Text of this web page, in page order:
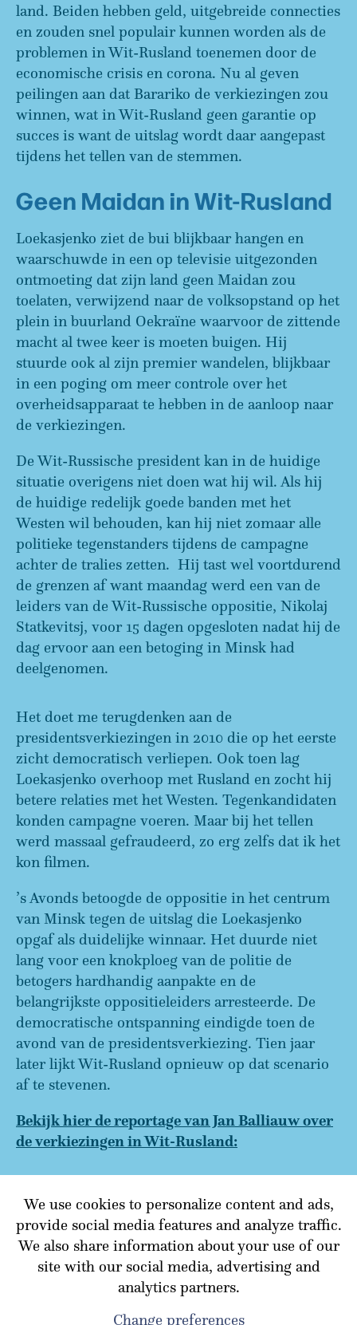
land. Beiden hebben geld, uitgebreide connecties
en zouden snel populair kunnen worden als de
problemen in Wit-Rusland toenemen door de
economische crisis en corona. Nu al geven
peilingen aan dat Barariko de verkiezingen zou
winnen, wat in Wit-Rusland geen garantie op
succes is want de uitslag wordt daar aangepast
tijdens het tellen van de stemmen.
Geen Maidan in Wit-Rusland
Loekasjenko ziet de bui blijkbaar hangen en
waarschuwde in een op televisie uitgezonden
ontmoeting dat zijn land geen Maidan zou
toelaten, verwijzend naar de volksopstand op het
plein in buurland Oekraïne waarvoor de zittende
macht al twee keer is moeten buigen. Hij
stuurde ook al zijn premier wandelen, blijkbaar
in een poging om meer controle over het
overheidsapparaat te hebben in de aanloop naar
de verkiezingen.
De Wit-Russische president kan in de huidige
situatie overigens niet doen wat hij wil. Als hij
de huidige redelijk goede banden met het
Westen wil behouden, kan hij niet zomaar alle
politieke tegenstanders tijdens de campagne
achter de tralies zetten. Hij tast wel voortdurend
de grenzen af want maandag werd een van de
leiders van de Wit-Russische oppositie, Nikolaj
Statkevitsj, voor 15 dagen opgesloten nadat hij de
dag ervoor aan een betoging in Minsk had
deelgenomen.
Het doet me terugdenken aan de
presidentsverkiezingen in 2010 die op het eerste
zicht democratisch verliepen. Ook toen lag
Loekasjenko overhoop met Rusland en zocht hij
betere relaties met het Westen. Tegenkandidaten
konden campagne voeren. Maar bij het tellen
werd massaal gefraudeerd, zo erg zelfs dat ik het
kon filmen.
’s Avonds betoogde de oppositie in het centrum
van Minsk tegen de uitslag die Loekasjenko
opgaf als duidelijke winnaar. Het duurde niet
lang voor een knokploeg van de politie de
betogers hardhandig aanpakte en de
belangrijkste oppositieleiders arresteerde. De
democratische ontspanning eindigde toen de
avond van de presidentsverkiezing. Tien jaar
later lijkt Wit-Rusland opnieuw op dat scenario
af te stevenen.
Bekijk hier de reportage van Jan Balliauw over
de verkiezingen in Wit-Rusland:
TERUG NAAR OVERZICHT
We use cookies to personalize content and ads,
provide social media features and analyze traffic.
We also share information about your use of our
site with our social media, advertising and
analytics partners.
Change preferences